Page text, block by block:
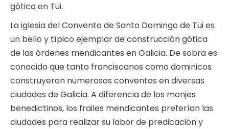
gótico en Tui.
La iglesia del Convento de Santo Domingo de Tui es
un bello y típico ejemplar de construcción gótica
de las órdenes mendicantes en Galicia. De sobra es
conocido que tanto franciscanos como dominicos
construyeron numerosos conventos en diversas
ciudades de Galicia. A diferencia de los monjes
benedictinos, los frailes mendicantes preferían las
ciudades para realizar su labor de predicación y